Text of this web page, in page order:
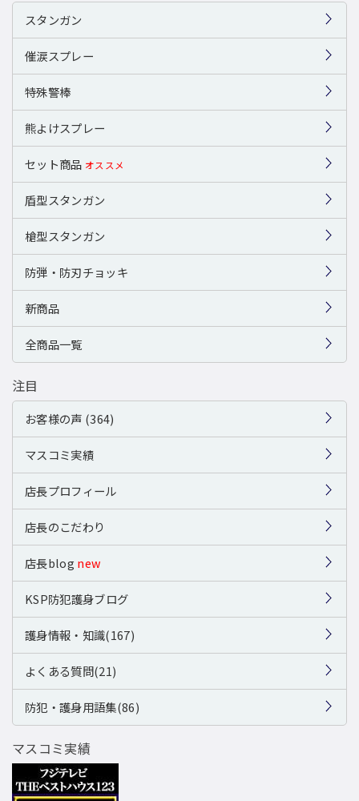
スタンガン
催涙スプレー
特殊警棒
熊よけスプレー
セット商品 オススメ
盾型スタンガン
槍型スタンガン
防弾・防刃チョッキ
新商品
全商品一覧
注目
お客様の声 (364)
マスコミ実績
店長プロフィール
店長のこだわり
店長blog new
KSP防犯護身ブログ
護身情報・知識(167)
よくある質問(21)
防犯・護身用語集(86)
マスコミ実績